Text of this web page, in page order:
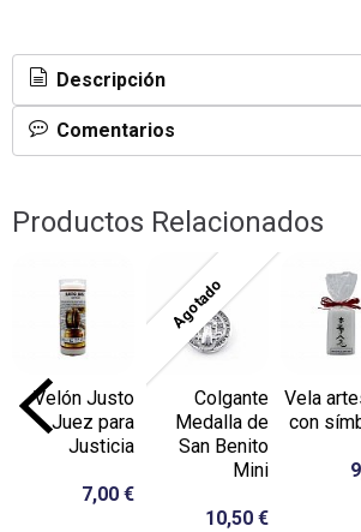
Descripción
Comentarios
Productos Relacionados
Velón Justo
Juez para
Justicia
7,00 €
Agotado
Colgante
Medalla de
San Benito
Mini
10,50 €
Vela
con